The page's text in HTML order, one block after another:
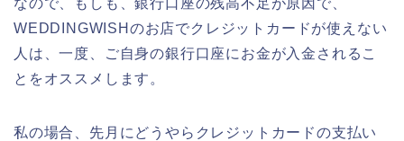
WEDDINGWISHのお店でクレジットカードが使えない
人は、一度、ご自身の銀行口座にお金が入金されるこ
とをオススメします。
私の場合、先月にどうやらクレジットカードの支払い